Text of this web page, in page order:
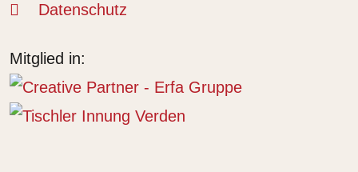
Datenschutz
Mitglied in: